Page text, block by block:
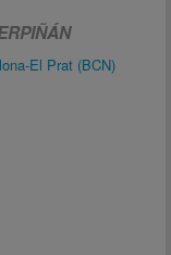
El Prat (BCN)